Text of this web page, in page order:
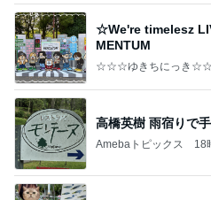
☆We're timelesz
MENTUM
☆☆☆ゆきちにっき
高橋英樹 雨宿りで
Amebaトピックス 18